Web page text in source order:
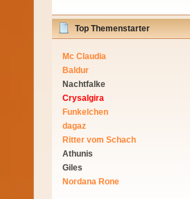
Top Themenstarter
Mc Claudia
Baldur
Nachtfalke
Crysalgira
Funkelchen
dagaz
Ritter vom Schach
Athunis
Giles
Nordana Rone